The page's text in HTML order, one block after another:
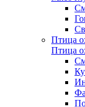
Птица
Птица